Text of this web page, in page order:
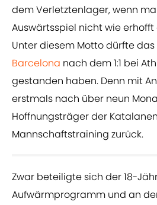
dem Verletztenlager, wenn
Auswärtsspiel nicht wie
Unter diesem Motto dürfte
Barcelona nach dem 1:1 bei
gestanden haben. Denn mit
erstmals nach über neun
Hoffnungsträger der
Mannschaftstraining zurück.
Zwar beteiligte sich der 18-
Aufwärmprogramm und an